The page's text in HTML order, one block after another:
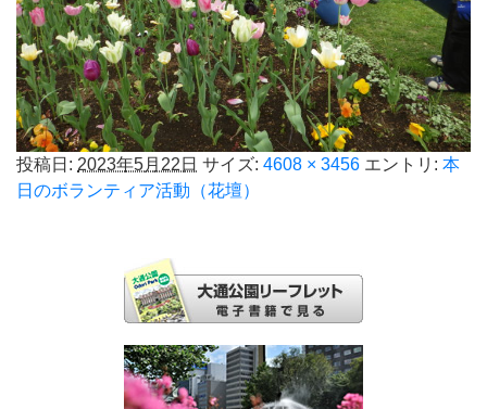
投稿日: 2023年5月22日 サイズ: 4608 × 3456 エントリ: 本
日のボランティア活動（花壇）